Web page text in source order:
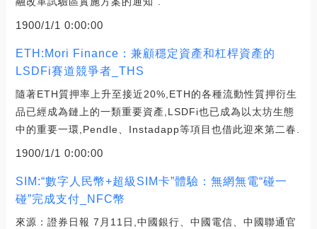
1900/1/1 0:00:00
ETH:Mori Finance：兼顧穩定資產和杠桿資產的
LSDFi賽道競爭者_THS
隨著ETH質押率上升至接近20%,ETH的各種流動性質押衍生
品已經成為鏈上的一類重要資產,LSDFi也已成為以太坊生態
中的重要一環,Pendle、Instadapp等項目也借此迎來第二春.
1900/1/1 0:00:00
SIM:“數字人民幣+超級SIM卡”體驗：無網無電“碰一
碰”完成支付_NFC幣
來源：證券日報 7月11日,中國銀行、中國電信、中國聯通官